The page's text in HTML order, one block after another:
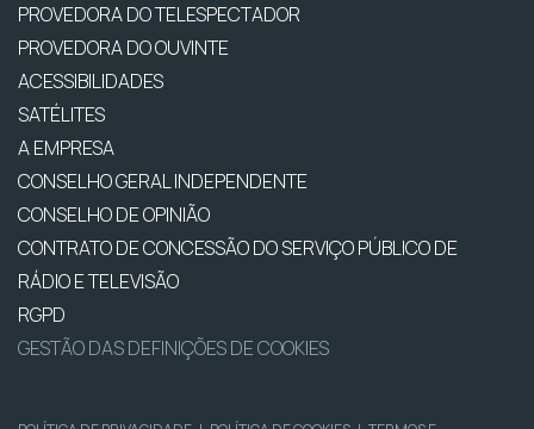
PROVEDORA DO TELESPECTADOR
PROVEDORA DO OUVINTE
ACESSIBILIDADES
SATÉLITES
A EMPRESA
CONSELHO GERAL INDEPENDENTE
CONSELHO DE OPINIÃO
CONTRATO DE CONCESSÃO DO SERVIÇO PÚBLICO DE
RÁDIO E TELEVISÃO
RGPD
GESTÃO DAS DEFINIÇÕES DE COOKIES